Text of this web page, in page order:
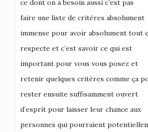
ce dont on a besoin aussi c’est pas
faire une liste de critères absolument
immense pour avoir absolument tout
respecte et c’est savoir ce qui est
important pour vous vous posez et
retenir quelques critères comme ça
rester ensuite suffisamment ouvert
d’esprit pour laisser leur chance aux
personnes qui pourraient